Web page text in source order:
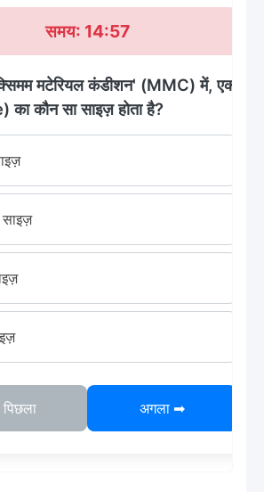
समय: 14:56
मटेरियल कंडीशन' (MMC) में, एक
कौन सा साइज़ होता है?
अगला ➡